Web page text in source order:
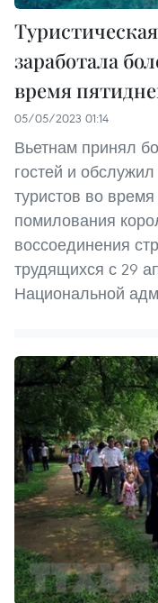
заработала
время
05/05/2023 01:14
Вьетнам принял
гостей и
туристов во
помилования
воссоединения
трудящихся с 29
Национальной